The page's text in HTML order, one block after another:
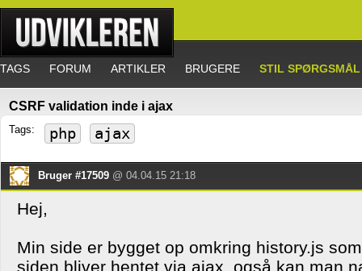
TAGS FORUM ARTIKLER BRUGERE STIL SPØRGSMÅL
CSRF validation inde i ajax
Tags: php ajax
Bruger #17509 @ 04.04.15 21:18
Hej,
Min side er bygget op omkring history.js
siden bliver hentet via ajax, også kan man